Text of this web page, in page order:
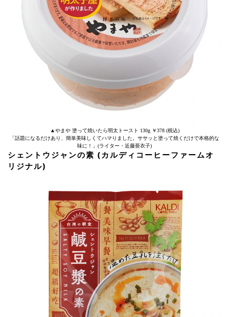
▲やまや 塗って焼いたら明太トースト 130g ￥378 (税込)
「話題になるだけあり、簡単美味しくてハマりました。ササッと塗って焼くだけで本格的な
味に！」(ライター・近藤亜衣子)
シェントウジャンの素 (カルディコーヒーファームオ
リジナル)